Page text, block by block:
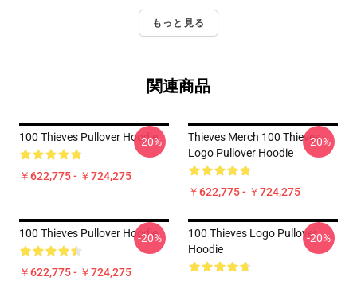
もっと見る
関連商品
100 Thieves Pullover Hoodie
￥622,775 - ￥724,275
-20%
Thieves Merch 100 Thieves
Logo Pullover Hoodie
￥622,775 - ￥724,275
-20%
100 Thieves Pullover Hoodie
￥622,775 - ￥724,275
-20%
100 Thieves Logo Pullover
Hoodie
-20%